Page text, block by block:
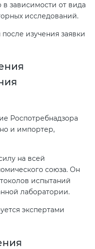
в зависимости от вида
исследований.
изучения заявки
Роспотребнадзора
и импортер,
на всей
союза. Он
испытаний
лаборатории.
экспертами